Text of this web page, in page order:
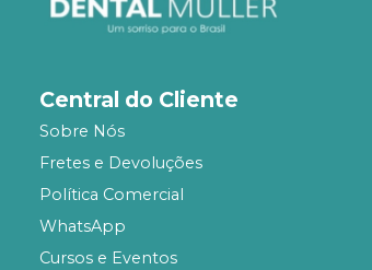
Central do Cliente
Sobre Nós
Fretes e Devoluções
Política Comercial
WhatsApp
Cursos e Eventos